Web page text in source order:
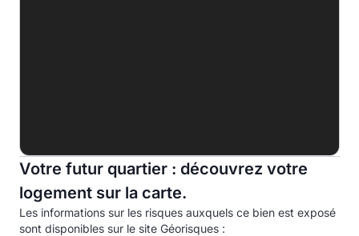
C
D
E
Votre futur quartier : découvrez votre
logement sur la carte.
Les informations sur les risques auxquels ce bien est exposé
sont disponibles sur le site Géorisques :